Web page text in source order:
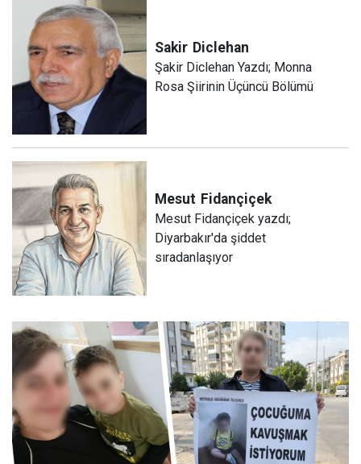
Sakir Diclehan
Şakir Diclehan Yazdı; Monna
Rosa Şiirinin Üçüncü Bölümü
Mesut Fidançiçek
Mesut Fidançiçek yazdı;
Diyarbakır'da şiddet
sıradanlaşıyor